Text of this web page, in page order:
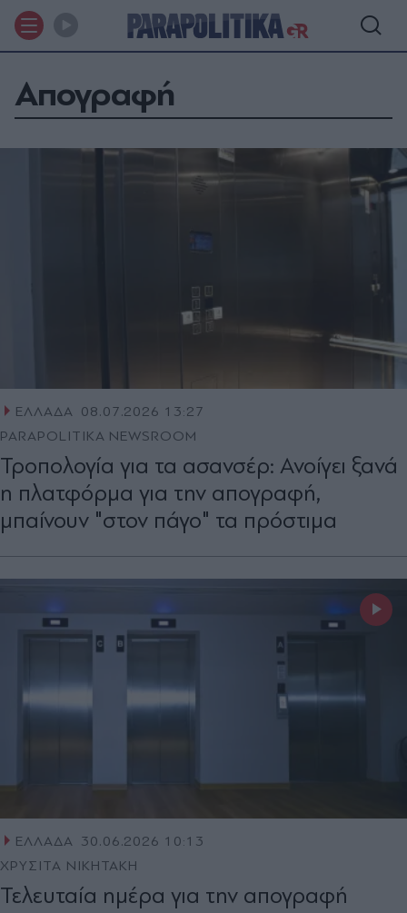
Απογραφή
ΕΛΛΑΔΑ 08.07.2026 13:27
PARAPOLITIKA NEWSROOM
Τροπολογία για τα ασανσέρ: Ανοίγει ξανά
η πλατφόρμα για την απογραφή,
μπαίνουν "στον πάγο" τα πρόστιμα
ΕΛΛΑΔΑ 30.06.2026 10:13
ΧΡΥΣΙΤΑ ΝΙΚΗΤΑΚΗ
Τελευταία ημέρα για την απογραφή